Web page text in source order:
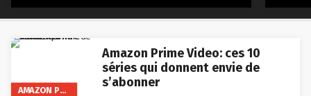
AMAZON PRIME VIDEO
Amazon Prime Video: ces 10
séries qui donnent envie de
s’abonner